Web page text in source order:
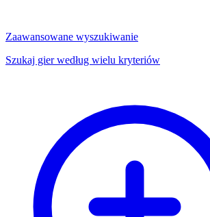
Zaawansowane wyszukiwanie
Szukaj gier według wielu kryteriów